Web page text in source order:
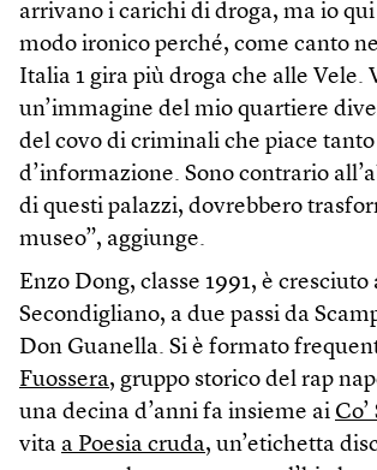
arrivano i carichi di droga, ma io
modo ironico perché, come canto
Italia 1 gira più droga che alle Vele.
un’immagine del mio quartiere
del covo di criminali che piace
d’informazione. Sono contrario
di questi palazzi, dovrebbero
museo”, aggiunge.
Enzo Dong, classe 1991, è cresciuto
Secondigliano, a due passi da
Don Guanella. Si è formato
Fuossera, gruppo storico del rap
una decina d’anni fa insieme ai Co’
vita a Poesia cruda, un’etichetta